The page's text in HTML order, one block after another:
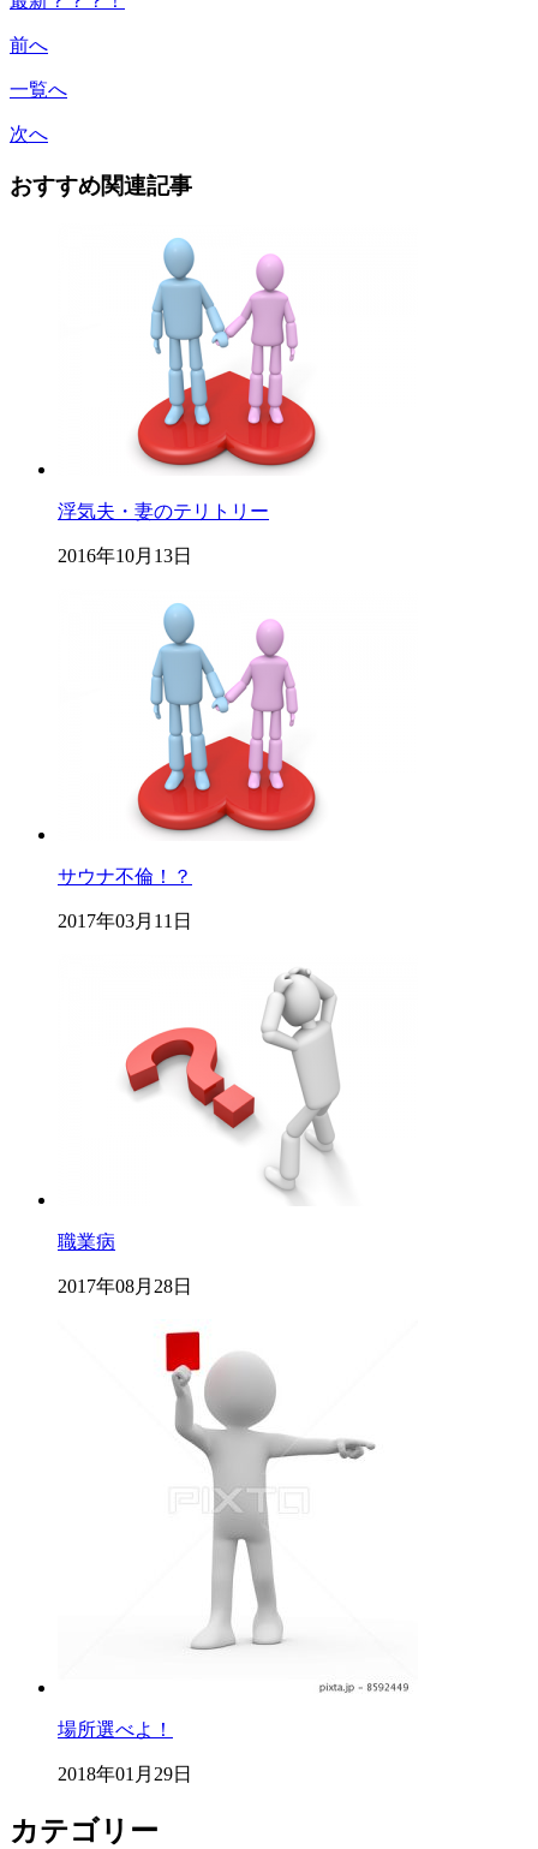
前へ
一覧へ
次へ
おすすめ関連記事
浮気夫・妻のテリトリー
2016年10月13日
サウナ不倫！？
2017年03月11日
職業病
2017年08月28日
場所選べよ！
2018年01月29日
カテゴリー